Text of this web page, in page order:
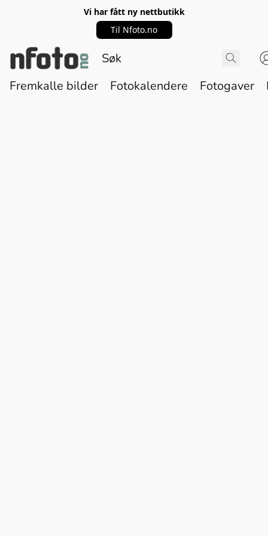
Vi har fått ny nettbutikk
Til Nfoto.no
Fremkalle bilder Fotokalendere Fotogaver